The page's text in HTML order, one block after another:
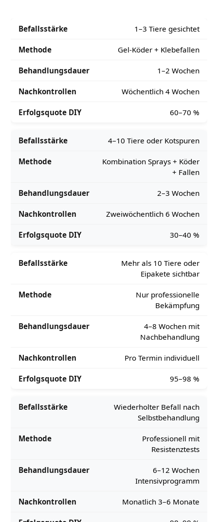
1–3 Tiere gesichtet
Gel-Köder + Klebefallen
1–2 Wochen
Wöchentlich 4 Wochen
60–70 %
4–10 Tiere oder Kotspuren
Kombination Sprays + Köder
+ Fallen
2–3 Wochen
Zweiwöchentlich 6 Wochen
30–40 %
Mehr als 10 Tiere oder
Eipakete sichtbar
Nur professionelle
Bekämpfung
4–8 Wochen mit
Nachbehandlung
Pro Termin individuell
95–98 %
Wiederholter Befall nach
Selbstbehandlung
Professionell mit
Resistenztests
6–12 Wochen
Intensivprogramm
Monatlich 3–6 Monate